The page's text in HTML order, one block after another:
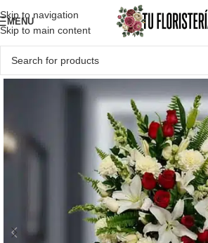
Skip to navigation
Skip to main content
MENU